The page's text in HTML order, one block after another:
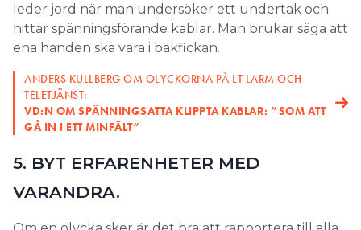
leder jord när man undersöker ett undertak och
hittar spänningsförande kablar. Man brukar säga att
ena handen ska vara i bakfickan.
ANDERS KULLBERG OM OLYCKORNA PÅ LT LARM OCH
TELETJÄNST:
VD:N OM SPÄNNINGSATTA KLIPPTA KABLAR: ”SOM ATT
GÅ IN I ETT MINFÄLT”
5. BYT ERFARENHETER MED
VARANDRA.